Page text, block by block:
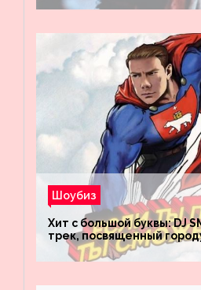
Шоубиз
Хит с большой буквы: DJ
трек, посвященный